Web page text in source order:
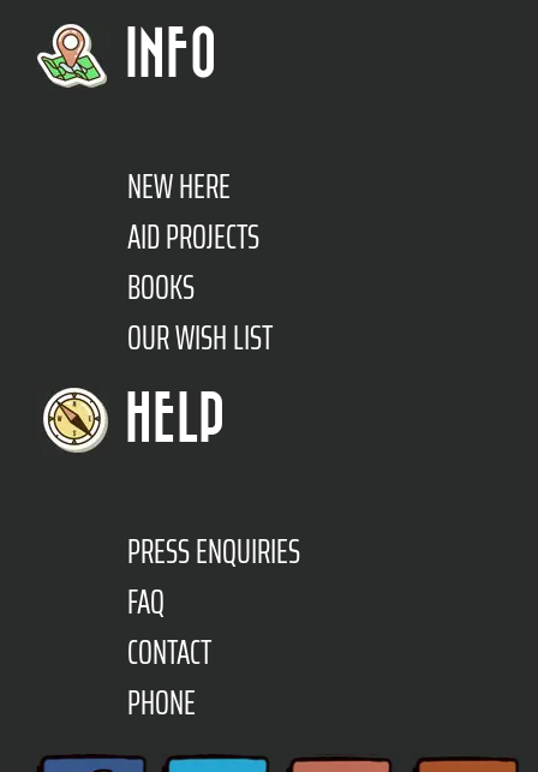
INFO
NEW HERE
AID PROJECTS
BOOKS
OUR WISH LIST
HELP
PRESS ENQUIRIES
FAQ
CONTACT
PHONE